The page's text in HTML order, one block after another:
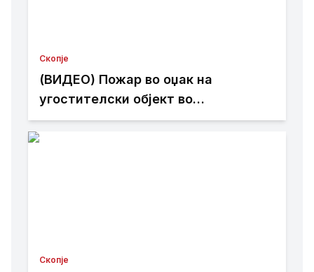
Скопје
(ВИДЕО) Пожар во оџак на
угостителски објект во
Лептокарија – брзата интервенција
Скопје